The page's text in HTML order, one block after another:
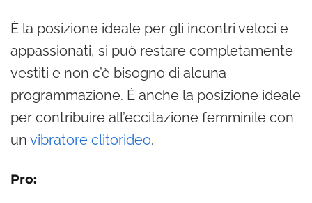
È la posizione ideale per gli incontri veloci e
appassionati, si può restare completamente
vestiti e non c’è bisogno di alcuna
programmazione. È anche la posizione ideale
per contribuire all’eccitazione femminile con
un vibratore clitorideo.
Pro: